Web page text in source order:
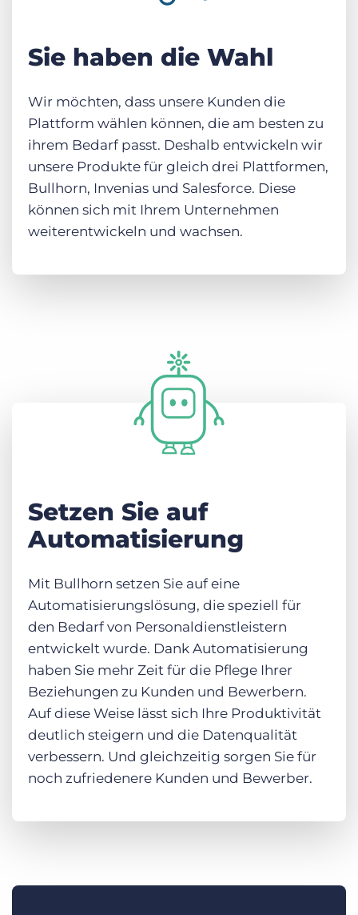
Sie haben die Wahl
Wir möchten, dass unsere Kunden die
Plattform wählen können, die am besten zu
ihrem Bedarf passt. Deshalb entwickeln wir
unsere Produkte für gleich drei Plattformen,
Bullhorn, Invenias und Salesforce. Diese
können sich mit Ihrem Unternehmen
weiterentwickeln und wachsen.
Setzen Sie auf
Automatisierung
Mit Bullhorn setzen Sie auf eine
Automatisierungslösung, die speziell für
den Bedarf von Personaldienstleistern
entwickelt wurde. Dank Automatisierung
haben Sie mehr Zeit für die Pflege Ihrer
Beziehungen zu Kunden und Bewerbern.
Auf diese Weise lässt sich Ihre Produktivität
deutlich steigern und die Datenqualität
verbessern. Und gleichzeitig sorgen Sie für
noch zufriedenere Kunden und Bewerber.